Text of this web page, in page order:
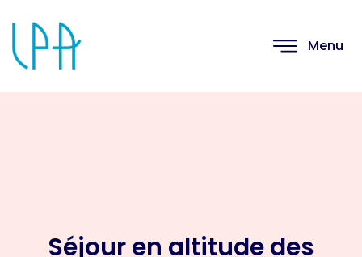
Menu
Séjour en altitude des